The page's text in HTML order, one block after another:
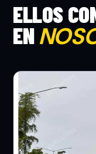
ELLOS
EN